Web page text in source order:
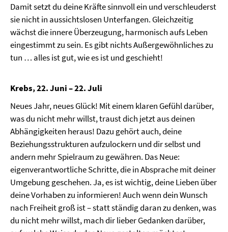
Damit setzt du deine Kräfte sinnvoll ein und verschleuderst
sie nicht in aussichtslosen Unterfangen. Gleichzeitig
wächst die innere Überzeugung, harmonisch aufs Leben
eingestimmt zu sein. Es gibt nichts Außergewöhnliches zu
tun … alles ist gut, wie es ist und geschieht!
Krebs, 22. Juni – 22. Juli
Neues Jahr, neues Glück! Mit einem klaren Gefühl darüber,
was du nicht mehr willst, traust dich jetzt aus deinen
Abhängigkeiten heraus! Dazu gehört auch, deine
Beziehungsstrukturen aufzulockern und dir selbst und
andern mehr Spielraum zu gewähren. Das Neue:
eigenverantwortliche Schritte, die in Absprache mit deiner
Umgebung geschehen. Ja, es ist wichtig, deine Lieben über
deine Vorhaben zu informieren! Auch wenn dein Wunsch
nach Freiheit groß ist – statt ständig daran zu denken, was
du nicht mehr willst, mach dir lieber Gedanken darüber,